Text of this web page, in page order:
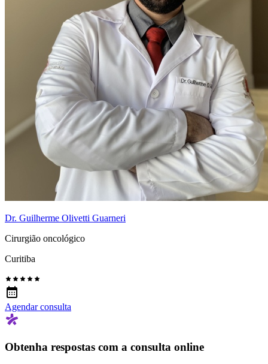
Dr. Guilherme Olivetti Guarneri
Cirurgião oncológico
Curitiba
Agendar consulta
Obtenha respostas com a consulta online